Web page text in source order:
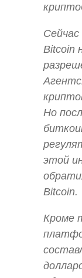
Сейчас
Bitcoin
Но
этой
Bitcoin.
Кроме